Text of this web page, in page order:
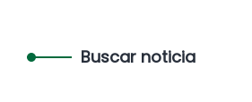
Buscar noticia